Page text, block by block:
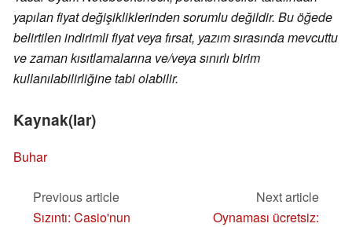
yapılan fiyat değişikliklerinden sorumlu değildir. Bu öğede
belirtilen indirimli fiyat veya fırsat, yazım sırasında mevcuttu
ve zaman kısıtlamalarına ve/veya sınırlı birim
kullanılabilirliğine tabi olabilir.
Kaynak(lar)
Buhar
Previous article
Sızıntı: Casio'nun
Next article
Oynaması ücretsiz: